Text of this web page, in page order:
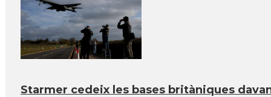
Starmer cedeix les bases britàniques